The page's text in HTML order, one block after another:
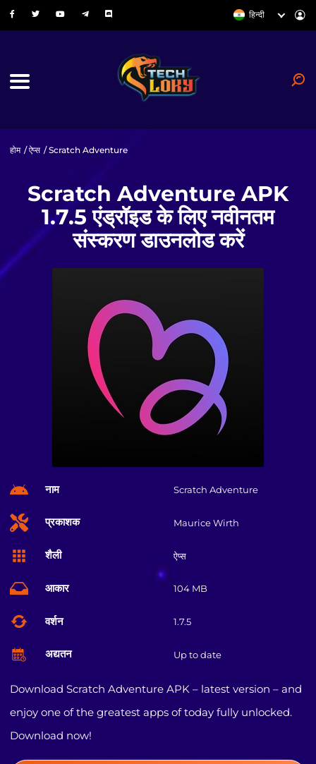
हिन्दी
होम /ऐप्स / Scratch Adventure
Scratch Adventure APK
1.7.5 एंड्रॉइड के लिए नवीनतम
संस्करण डाउनलोड करें
नाम Scratch Adventure
प्रकाशक Maurice Wirth
शैली ऐप्स
आकार 104 MB
वर्शन 1.7.5
अद्यतन Up to date
Download Scratch Adventure APK – latest version – and
enjoy one of the greatest apps of today fully unlocked.
Download now!